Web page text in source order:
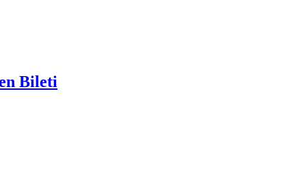
Bileti